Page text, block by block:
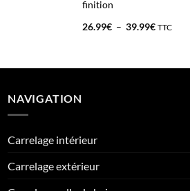
finition
26.99€ – 39.99€Plage
TTC
NAVIGATION
Carrelage intérieur
Carrelage extérieur